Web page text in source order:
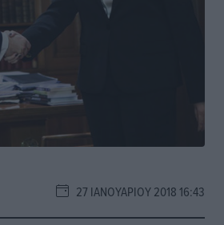
27 ΙΑΝΟΥΑΡΊΟΥ 2018 16:43